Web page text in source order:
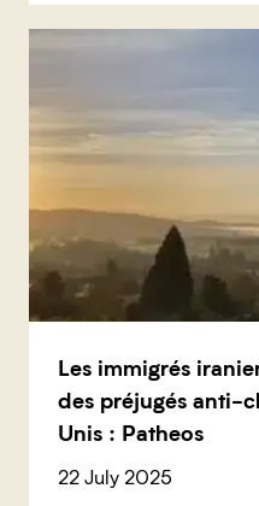
Les immigrés
des préjugés anti-
Unis : Patheos
22 July 2025